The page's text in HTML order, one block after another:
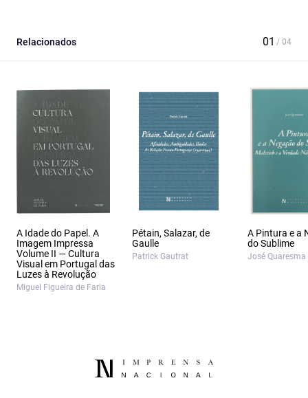
Relacionados
A Idade do Papel. A
Imagem Impressa
Volume II — Cultura
Visual em Portugal das
Luzes à Revolução
Miguel Figueira de Faria
Pétain, Salazar, de
Gaulle
Patrick Gautrat
A Pintura e a
do Sublime
José Quaresma